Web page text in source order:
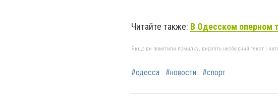
Читайте также: В Одесском оперном
Якщо ви помітили помилку, виділіть необхідний текст і
#одесса #новости #спорт